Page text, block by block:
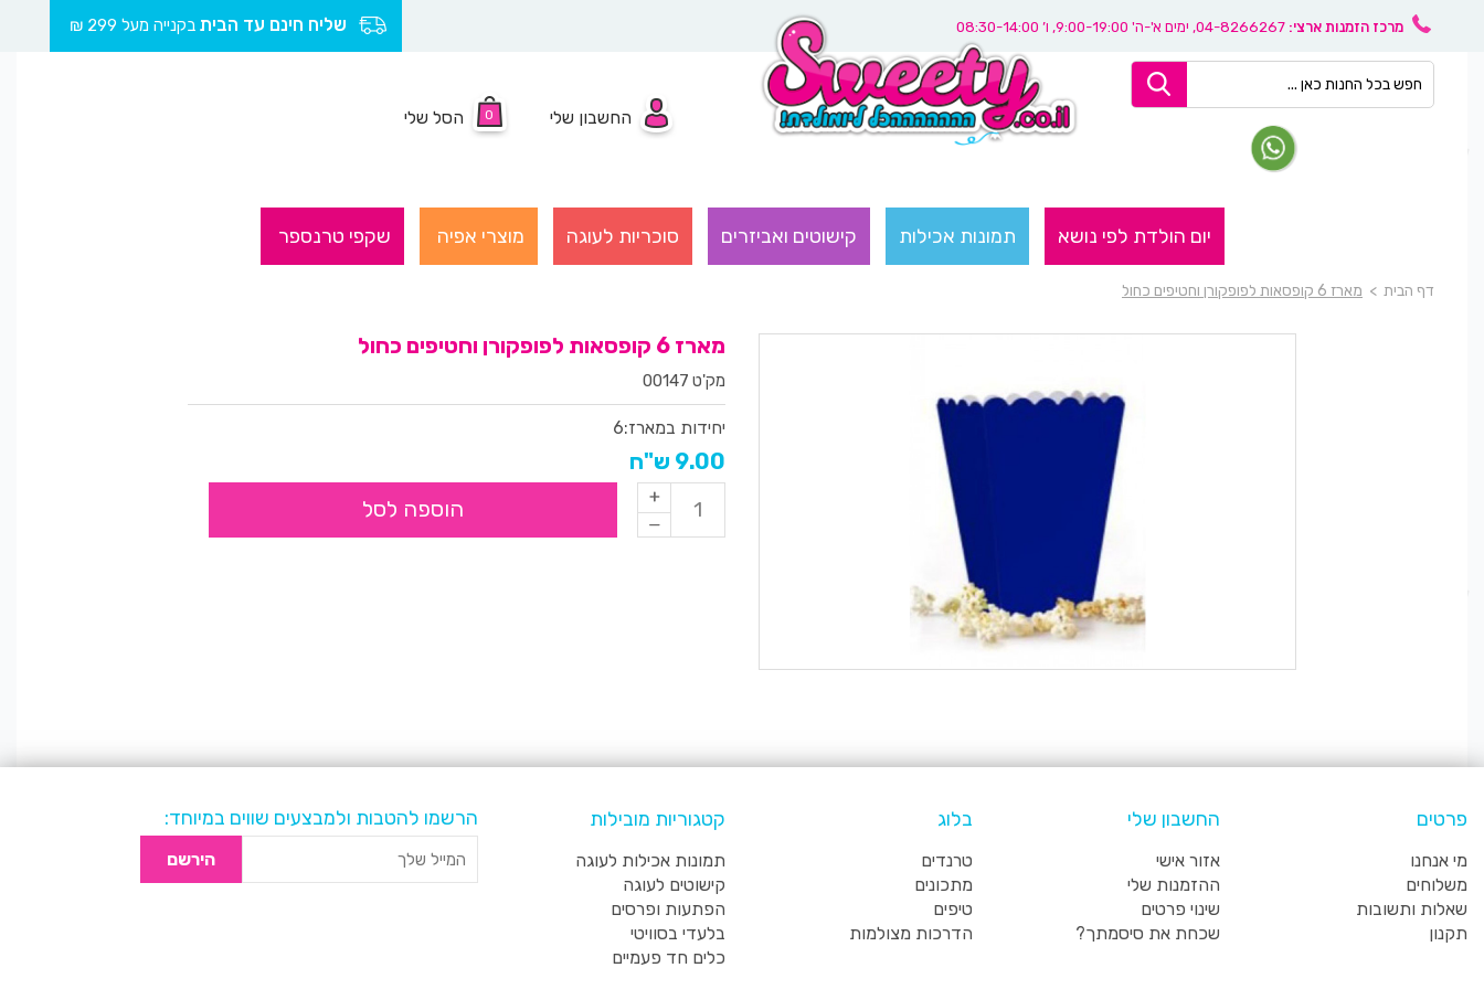
מרכז הזמנות ארצי: 04-8266267, ימים א'-ה' 9:00-19:00, ו’ 08:30-14:00 שליח חינם עד הבית בקנייה מעל 299 ₪
החשבון שלי 0 הסל שלי
יום הולדת לפי נושא תמונות אכילות קישוטים ואביזרים סוכריות לעוגה מוצרי אפיה שקפי טרנספר
דף הבית > מארז 6 קופסאות לפופקורן וחטיפים כחול
מארז 6 קופסאות לפופקורן וחטיפים כחול
מק'ט 00147
יחידות במארז:6
9.00 ש"ח
הוספה לסל
פרטים
מי אנחנו
משלוחים
שאלות ותשובות
תקנון
החשבון שלי
אזור אישי
ההזמנות שלי
שינוי פרטים
שכחת את סיסמתך?
בלוג
טרנדים
מתכונים
טיפים
הדרכות מצולמות
קטגוריות מובילות
תמונות אכילות לעוגה
קישוטים לעוגה
הפתעות ופרסים
בלעדי בסוויטי
כלים חד פעמיים
הרשמו להטבות ולמבצעים שווים במיוחד:
הירשם